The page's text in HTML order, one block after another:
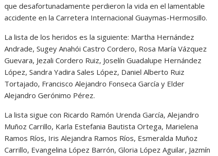
que desafortunadamente perdieron la vida en el lamentable
accidente en la Carretera Internacional Guaymas-Hermosillo.
La lista de los heridos es la siguiente: Martha Hernández
Andrade, Sugey Anahói Castro Cordero, Rosa María Vázquez
Guevara, Jezali Cordero Ruiz, Joselín Guadalupe Hernández
López, Sandra Yadira Sales López, Daniel Alberto Ruiz
Tortajado, Francisco Alejandro Fonseca García y Elder
Alejandro Gerónimo Pérez.
La lista sigue con Ricardo Ramón Urenda García, Alejandro
Muñoz Carrillo, Karla Estefania Bautista Ortega, Marielena
Ramos Ríos, Iris Alejandra Ramos Ríos, Esmeralda Muñoz
Carrillo, Evangelina López Barrón, Gloria López Aguilar, Jazmín